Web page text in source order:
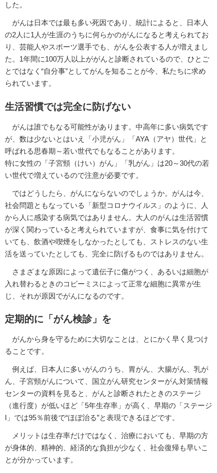
した。
がんは日本では最も多い死因であり、統計によると、日本人
の2人に1人が生涯のうちに何らかのがんになると考えられてお
り、芸能人やスポーツ選手でも、がんを公表する人が増えまし
た。1年間に100万人以上ががんと診断されているので、ひとご
とではなく“自分事”としてがんを知ることが今、私たちに求め
られています。
生活習慣では完全に防げない
がんは誰でもなる可能性があります。中高年に多い病気です
が、数は少ないとはいえ「小児がん」「AYA（アヤ）世代」と
呼ばれる思春期～若い世代でもなることがあります。
特に女性の「子宮頸（けい）がん」「乳がん」は20～30代の若
い世代で増えているので注意が必要です。
ではどうしたら、がんにならないのでしょうか。がんは今、
社会問題ともなっている「新型コロナウイルス」のように、人
から人に感染する病気ではありません。大人のがんは生活習慣
が深く関わっていると考えられていますが、食事に気を付けて
いても、飲酒や喫煙をしなかったとしても、ストレスのない生
活を送っていたとしても、完全に防げるものではありません。
さまざまな原因によって遺伝子に傷がつく、あるいは細胞が
入れ替わるときのコピーミスによって正常な細胞に異常が生
じ、それが原因でがんになるのです。
定期的に「がん検診」を
がんから身を守るために大切なことは、とにかく早く見つけ
ることです。
例えば、日本人に多いがんのうち、胃がん、大腸がん、乳が
ん、子宮頸がんについて、国立がん研究センターがん対策情報
センターの資料を見ると、がんと診断されたときのステージ
（進行度）が低いほど「5年生存率」が高く、早期の「ステージ
I」では95％前後で“ほぼ治る”と表現できるほどです。
メリットは生存率だけではなく、治療においても、早期の方
が身体的、精神的、経済的な負担が少なく、社会復帰も早いこ
とが分かっています。